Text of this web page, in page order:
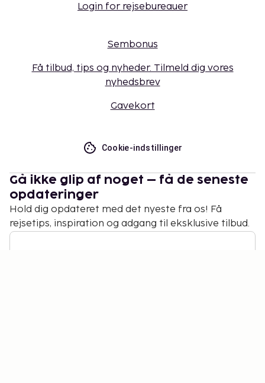
Login for rejsebureauer
Sembonus
Få tilbud, tips og nyheder. Tilmeld dig vores
nyhedsbrev
Gavekort
Cookie-indstillinger
Gå ikke glip af noget – få de seneste
opdateringer
Hold dig opdateret med det nyeste fra os! Få
rejsetips, inspiration og adgang til eksklusive tilbud.